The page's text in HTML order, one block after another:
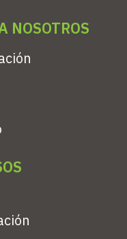
NOSOTROS